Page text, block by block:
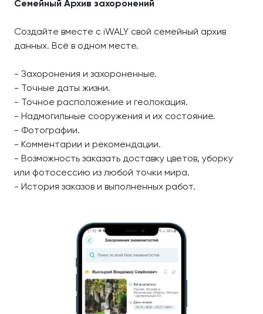
Семейный Архив захоронений
Создайте вместе с iWALY свой семейный архив
данных. Всё в одном месте.
- Захоронения и захороненные.
- Точные даты жизни.
- Точное расположение и геолокация.
- Надмогильные сооружения и их состояние.
- Фотографии.
- Комментарии и рекомендации.
- Возможность заказать доставку цветов, уборку
или фотосессию из любой точки мира.
- История заказов и выполненных работ.